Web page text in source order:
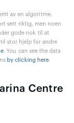
av en algoritme,
sett riktig, men noen
gode nok til at
stor hjelp for andre
. You can see the data
by clicking here.
Centre